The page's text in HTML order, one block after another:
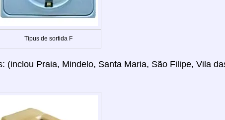
Tipus de sortida F
(inclou Praia, Mindelo, Santa Maria, São Filipe, Vila